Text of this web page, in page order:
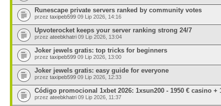
Runescape private servers ranked by community votes
przez taxipeb599 09 Lip 2026, 14:16
Upvoterocket keeps your server ranking strong 24/7
przez ateebkhatri 09 Lip 2026, 13:04
Joker jewels gratis: top tricks for beginners
przez taxipeb599 09 Lip 2026, 13:00
Joker jewels gratis: easy guide for everyone
przez taxipeb599 09 Lip 2026, 12:33
Código promocional 1xbet 2026: 1xsun200 - 1950 € casino +
przez ateebkhatri 09 Lip 2026, 11:37